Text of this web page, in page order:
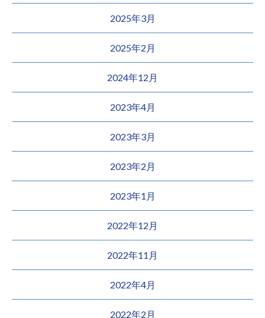
2025年3月
2025年2月
2024年12月
2023年4月
2023年3月
2023年2月
2023年1月
2022年12月
2022年11月
2022年4月
2022年2月